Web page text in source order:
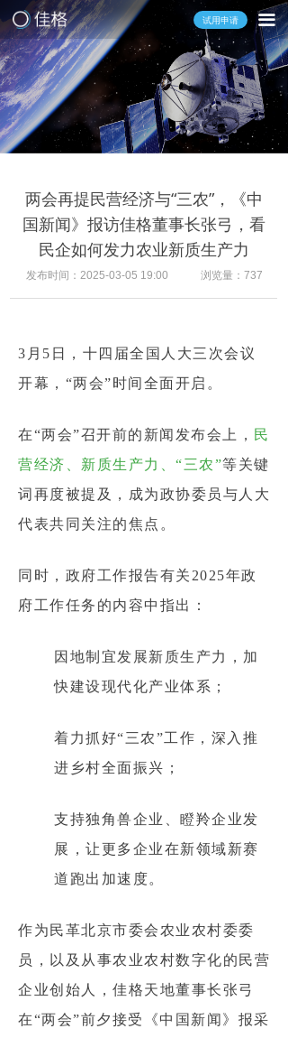
끀
试用申请
两会再提民营经济与“三农”，《中
国新闻》报访佳格董事长张弓，看
民企如何发力农业新质生产力
3月5日，十四届全国人大三次会议
开幕，“两会”时间全面开启。
在“两会”召开前的新闻发布会上， 民
营经济、新质生产力、“三农”等关键
词再度被提及，成为政协委员与人大
代表共同关注的焦点。
同时，政府工作报告有关2025年政
府工作任务的内容中指出：
因地制宜发展新质生产力，加
快建设现代化产业体系；
着力抓好“三农”工作，深入推
进乡村全面振兴；
支持独角兽企业、瞪羚企业发
展，让更多企业在新领域新赛
道跑出加速度。
作为民革北京市委会农业农村委委
员，以及从事农业农村数字化的民营
企业创始人，佳格天地董事长张弓
在“两会”前夕接受《中国新闻》报采
发布时间： 2025-03-05 19:00 浏览量： 737